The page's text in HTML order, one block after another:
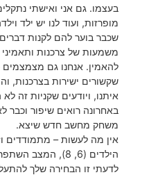
בעצמו. גם אני ואישתי
מופרזות, ועוד לנו יש ילד
שכבר בוער להם לקנות
משמעות של צרכנות
להאמין. אנחנו גם מצמצמים
שקשורים ישירות בצרכנות,
איתנו, ויודעים שקניות זה
באחרונה רואים שיפור וכבר
משחק מחשב חדש שיצא.
אין מה לעשות – מתמודדים
הילדים (6, 8), המצב השתפר.
לדעתי זו הבחירה שלך